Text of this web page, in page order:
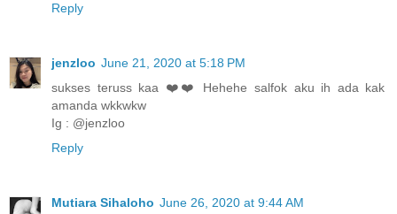
Reply
jenzloo June 21, 2020 at 5:18 PM
sukses teruss kaa ❤️❤️ Hehehe salfok aku ih ada kak
amanda wkkwkw
Ig : @jenzloo
Reply
Mutiara Sihaloho June 26, 2020 at 9:44 AM